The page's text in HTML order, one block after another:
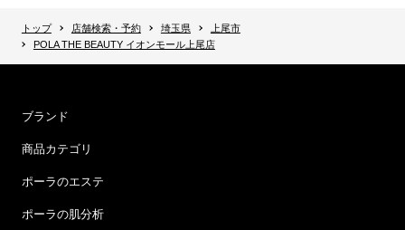
トップ 店舗検索・予約 埼玉県
上尾市
POLA THE BEAUTY イオンモール上尾店
ブランド
商品カテゴリ
ポーラのエステ
ポーラの肌分析